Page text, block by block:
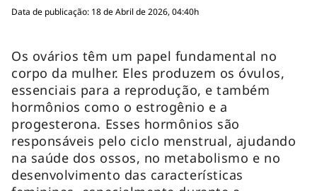
Data de publicação: 18 de Abril de 2026, 04:40h
Os ovários têm um papel fundamental no
corpo da mulher. Eles produzem os óvulos,
essenciais para a reprodução, e também
hormônios como o estrogênio e a
progesterona. Esses hormônios são
responsáveis pelo ciclo menstrual, ajudando
na saúde dos ossos, no metabolismo e no
desenvolvimento das características